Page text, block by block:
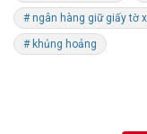
# ngân hàng giữ giấy tờ
# khủng hoảng